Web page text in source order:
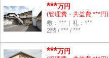
***万円
(管理費・共益費 ***円)
敷：***｜礼：***
2階 / *** / ***
***万円